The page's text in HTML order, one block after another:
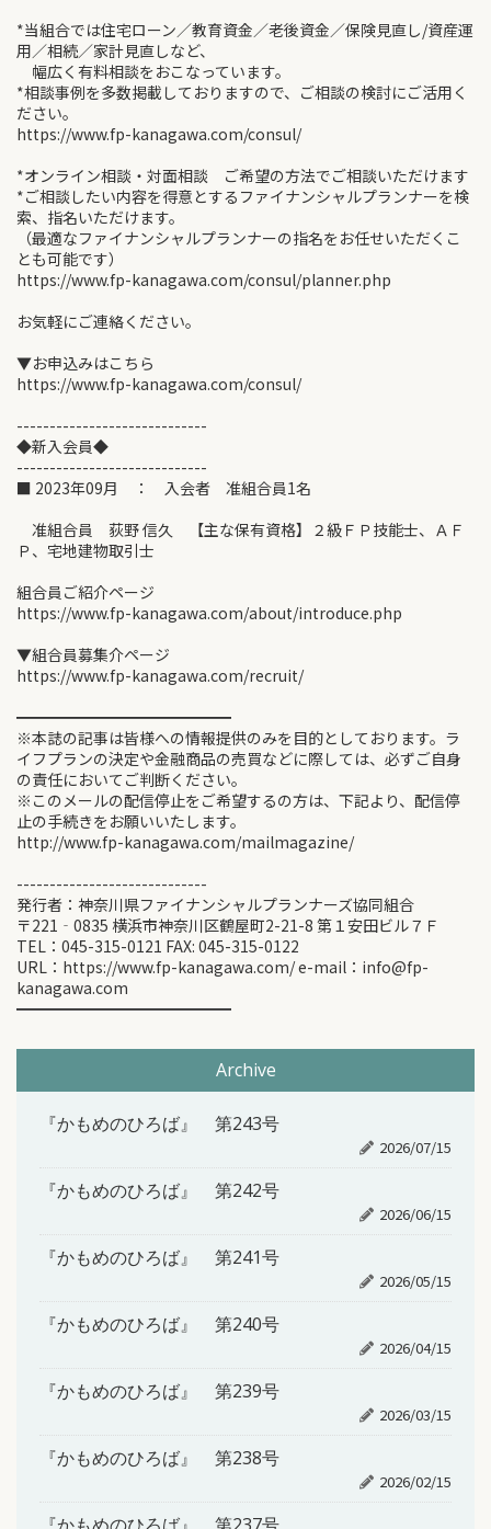
*当組合では住宅ローン／教育資金／老後資金／保険見直し/資産運
用／相続／家計見直しなど、
幅広く有料相談をおこなっています。
*相談事例を多数掲載しておりますので、ご相談の検討にご活用く
ださい。
https://www.fp-kanagawa.com/consul/
*オンライン相談・対面相談 ご希望の方法でご相談いただけます
*ご相談したい内容を得意とするファイナンシャルプランナーを検
索、指名いただけます。
（最適なファイナンシャルプランナーの指名をお任せいただくこ
とも可能です）
https://www.fp-kanagawa.com/consul/planner.php
お気軽にご連絡ください。
▼お申込みはこちら
https://www.fp-kanagawa.com/consul/
-----------------------------
◆新入会員◆
-----------------------------
■ 2023年09月 ： 入会者 准組合員1名
准組合員 荻野 信久 【主な保有資格】２級ＦＰ技能士、ＡＦ
Ｐ、宅地建物取引士
組合員ご紹介ページ
https://www.fp-kanagawa.com/about/introduce.php
▼組合員募集介ページ
https://www.fp-kanagawa.com/recruit/
━━━━━━━━━━━━━━
※本誌の記事は皆様への情報提供のみを目的としております。ラ
イフプランの決定や金融商品の売買などに際しては、必ずご自身
の責任においてご判断ください。
※このメールの配信停止をご希望するの方は、下記より、配信停
止の手続きをお願いいたします。
http://www.fp-kanagawa.com/mailmagazine/
-----------------------------
発行者：神奈川県ファイナンシャルプランナーズ協同組合
〒221‐0835 横浜市神奈川区鶴屋町2-21-8 第１安田ビル７Ｆ
TEL：045-315-0121 FAX: 045-315-0122
URL：https://www.fp-kanagawa.com/ e-mail：info@fp-
kanagawa.com
━━━━━━━━━━━━━━
Archive
『かもめのひろば』 第243号
2026/07/15
『かもめのひろば』 第242号
2026/06/15
『かもめのひろば』 第241号
2026/05/15
『かもめのひろば』 第240号
2026/04/15
『かもめのひろば』 第239号
2026/03/15
『かもめのひろば』 第238号
2026/02/15